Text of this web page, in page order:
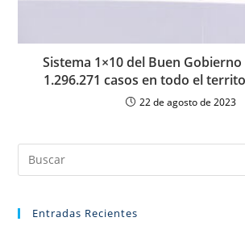
Sistema 1×10 del Buen
1.296.271 casos en todo el
22 de agosto de 2023
Entradas Recientes